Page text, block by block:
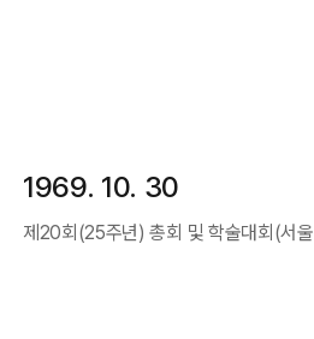
1969. 10. 30
제20회(25주년) 총회 및 학술대회(서